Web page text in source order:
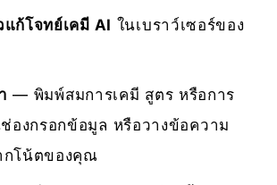
ก้โจทย์เคมี AI ในเบราว์เซอร์ของ
— พิมพ์สมการเคมี สูตร หรือการ
องกรอกข้อมูล หรือวางข้อความ
กโน้ตของคุณ